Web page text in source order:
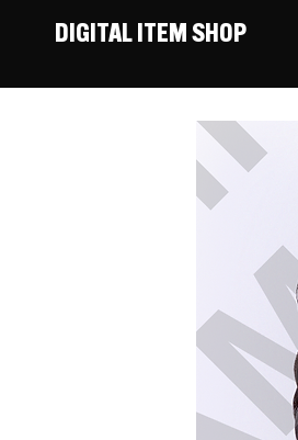
DIGITAL ITEM SHOP